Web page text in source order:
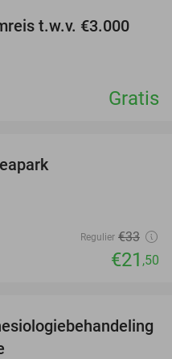
t.w.v. €3.000
Gratis
Regulier €33
€21 ,50
50%